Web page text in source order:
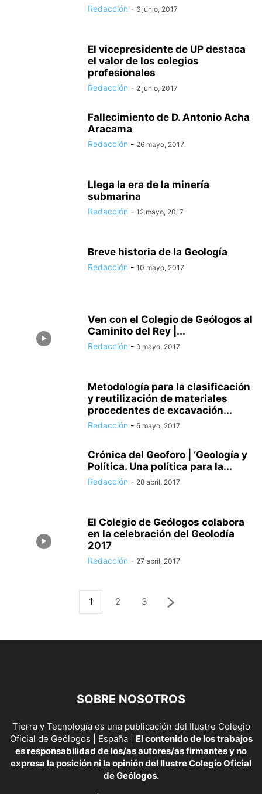
Redacción - 6 junio, 2017
El vicepresidente de UP destaca
el valor de los colegios
profesionales
Redacción - 2 junio, 2017
Fallecimiento de D. Antonio Acha
Aracama
Redacción - 26 mayo, 2017
Llega la era de la minería
submarina
Redacción - 12 mayo, 2017
Breve historia de la Geología
Redacción - 10 mayo, 2017
Ven con el Colegio de Geólogos al
Caminito del Rey |...
Redacción - 9 mayo, 2017
Metodología para la clasificación
y reutilización de materiales
procedentes de excavación...
Redacción - 5 mayo, 2017
Crónica del Geoforo | ‘Geología y
Política. Una política para la...
Redacción - 28 abril, 2017
El Colegio de Geólogos colabora
en la celebración del Geolodía
2017
Redacción - 27 abril, 2017
1 2 3
SOBRE NOSOTROS
Tierra y Tecnología es una publicación del Ilustre Colegio
Oficial de Geólogos | España | El contenido de los trabajos
es responsabilidad de los/as autores/as firmantes y no
expresa la posición ni la opinión del Ilustre Colegio Oficial
de Geólogos.